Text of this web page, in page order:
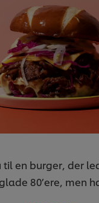
for
denne
recipe
til en burger, der
80’ere, men